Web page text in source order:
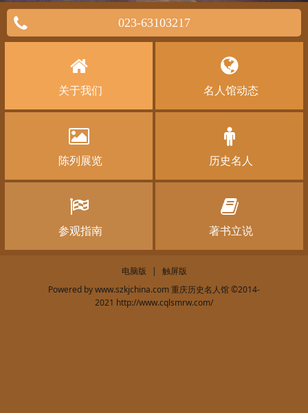
023-63103217
关于我们 名人馆动态
陈列展览 历史名人
参观指南 著书立说
电脑版 |
触屏版
Powered bywww.szkjchina.com 重庆历史名人馆©2014-
2021 http://www.cqlsmrw.com/